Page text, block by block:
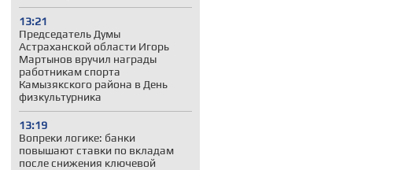
13:21
Председатель Думы
Астраханской области Игорь
Мартынов вручил награды
работникам спорта
Камызякского района в День
физкультурника
13:19
Вопреки логике: банки
повышают ставки по вкладам
после снижения ключевой